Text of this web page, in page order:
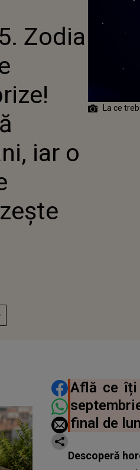
CARE ARE PARTE
PRIMEȘTE O
IMPORTANT DE
IAR O NOUĂ
DE DRAGOSTE
Zodia
iar o
La ce
DISTRIBUIE
Află ce îți
final de
Descoperă